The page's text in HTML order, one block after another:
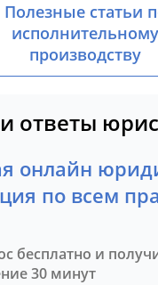
Полезные статьи
исполнительному
производству
ответы
онлайн
по всем
бесплатно и
30 минут